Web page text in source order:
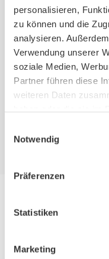
personalisieren,
zu können und die
analysieren.
Verwendung unserer
soziale Medien,
Partner führen diese
weiteren Daten
Notwendig
Präferenzen
Statistiken
Marketing
Wir
Betroffenen, in
Fühlen
Ratgeber